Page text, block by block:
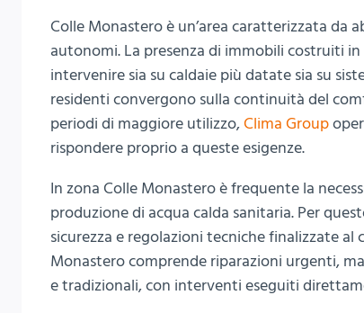
Colle Monastero è un’area caratterizzata
autonomi. La presenza di immobili costruiti
intervenire sia su caldaie più datate sia su
residenti convergono sulla continuità del
periodi di maggiore utilizzo,Clima Group
rispondere proprio a queste esigenze.
In zona Colle Monastero è frequente la
produzione di acqua calda sanitaria. Per
sicurezza e regolazioni tecniche finalizzate
Monastero comprende riparazioni urgenti,
e tradizionali, con interventi eseguiti